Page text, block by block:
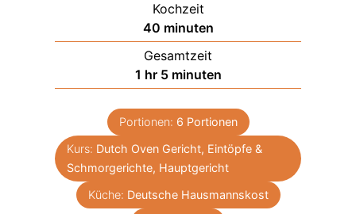
Kochzeit
40minuten
minuten
Gesamtzeit
1 stunde
hr 5minuten
minuten
Portionen: 6 Portionen
Kurs: Dutch Oven Gericht, Eintöpfe &
Schmorgerichte, Hauptgericht
Küche: Deutsche Hausmannskost